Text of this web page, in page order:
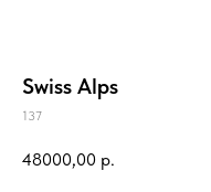
Swiss Alps
137
48000,00 р.